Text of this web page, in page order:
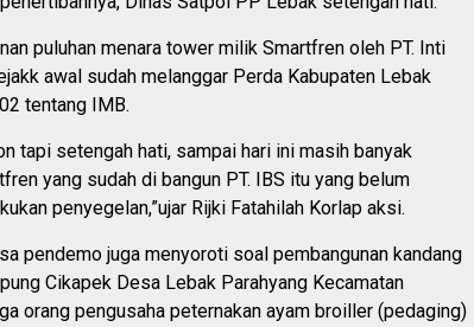
puluhan menara tower milik Smartfren oleh PT. Inti
awal sudah melanggar Perda Kabupaten Lebak
tentang IMB.
tapi setengah hati, sampai hari ini masih banyak
yang sudah di bangun PT. IBS itu yang belum
penyegelan,”ujar Rijki Fatahilah Korlap aksi.
pendemo juga menyoroti soal pembangunan kandang
Cikapek Desa Lebak Parahyang Kecamatan
orang pengusaha peternakan ayam broiller (pedaging)